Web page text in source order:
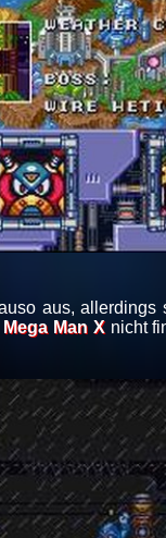
aus,
Mega Man Xnicht